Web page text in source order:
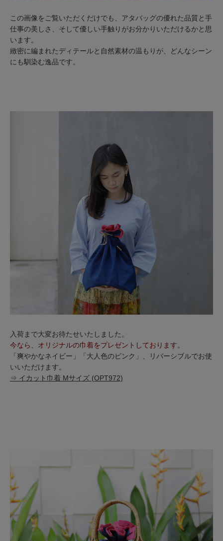
この画像をご覧いただくだけでも、アタバッグの優れた品質と手
仕事の美しさ、そして優しい手触りがお分かりいただけるかと思
います。
緻密に編まれたディテールと自然素材の温もりが、どんなシーン
にも馴染む逸品です。
入荷まで大変お待たせいたしました。
今なら、オリジナルの巾着をプレゼントしております。
「爽やかなネイビー」「大人色のピンク」、リバーシブルでお使
いいただけます。
⇒ イカット巾着 Mサイズ (OPT972)